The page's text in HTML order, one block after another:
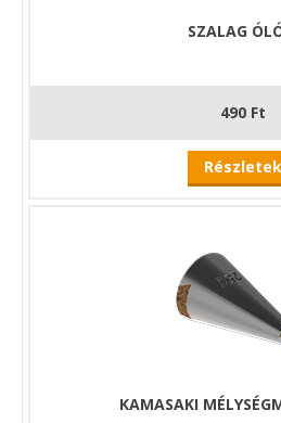
SZALAG
490 Ft
Részletek
KAMASAKI